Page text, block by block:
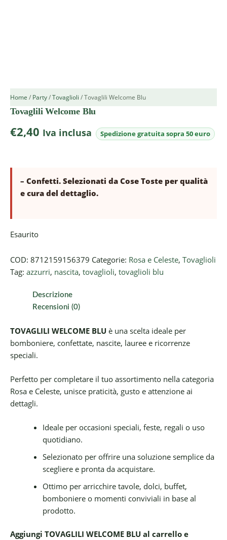
Home / Party/Tovaglioli / Tovaglili Welcome Blu
Tovaglili Welcome Blu
€2,40 Iva inclusa
– Confetti. Selezionati da Cose Toste per qualità
e cura del dettaglio.
Esaurito
COD: 8712159156379 Categorie: Rosa e Celeste, Tovaglioli
Tag: azzurri, nascita, tovaglioli, tovaglioli blu
Descrizione
Recensioni (0)
TOVAGLILI WELCOME BLU è una scelta ideale per
bomboniere, confettate, nascite, lauree e ricorrenze
speciali.
Perfetto per completare il tuo assortimento nella categoria
Rosa e Celeste, unisce praticità, gusto e attenzione ai
dettagli.
Ideale per occasioni speciali, feste, regali o uso
quotidiano.
Selezionato per offrire una soluzione semplice da
scegliere e pronta da acquistare.
Ottimo per arricchire tavole, dolci, buffet,
bomboniere o momenti conviviali in base al
prodotto.
Aggiungi TOVAGLILI WELCOME BLU al carrello e